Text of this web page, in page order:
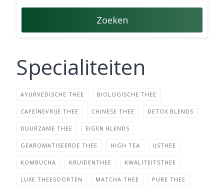
Zoeken
Specialiteiten
AYURVEDISCHE THEE BIOLOGISCHE THEE
CAFEÏNEVRIJE THEE CHINESE THEE DETOX BLENDS
DUURZAME THEE EIGEN BLENDS
GEAROMATISEERDE THEE HIGH TEA IJSTHEE
KOMBUCHA KRUIDENTHEE KWALITEITSTHEE
LUXE THEESOORTEN MATCHA THEE PURE THEE